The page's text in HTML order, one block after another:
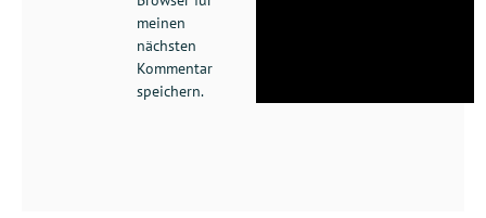
meinen
nächsten
Kommentar
speichern.